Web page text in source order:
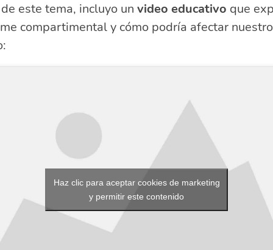
este tema, incluyo un video educativo que
compartimental y cómo podría afectar nuestro
Haz clic para aceptar cookies de marketing
y permitir este contenido